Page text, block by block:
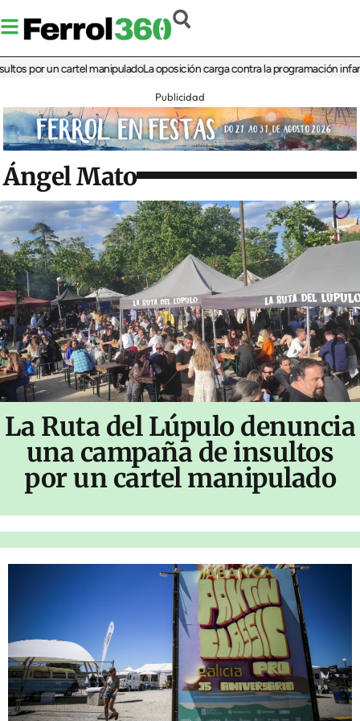
un cartel manipuladoLa oposición carga contra la programación infantil de
Publicidad
Ángel Mato
La Ruta del Lúpulo denuncia
una campaña de insultos
por un cartel manipulado